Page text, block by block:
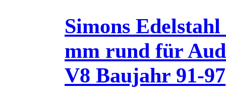
Simons
mm rund für
V8 Baujahr 91-97